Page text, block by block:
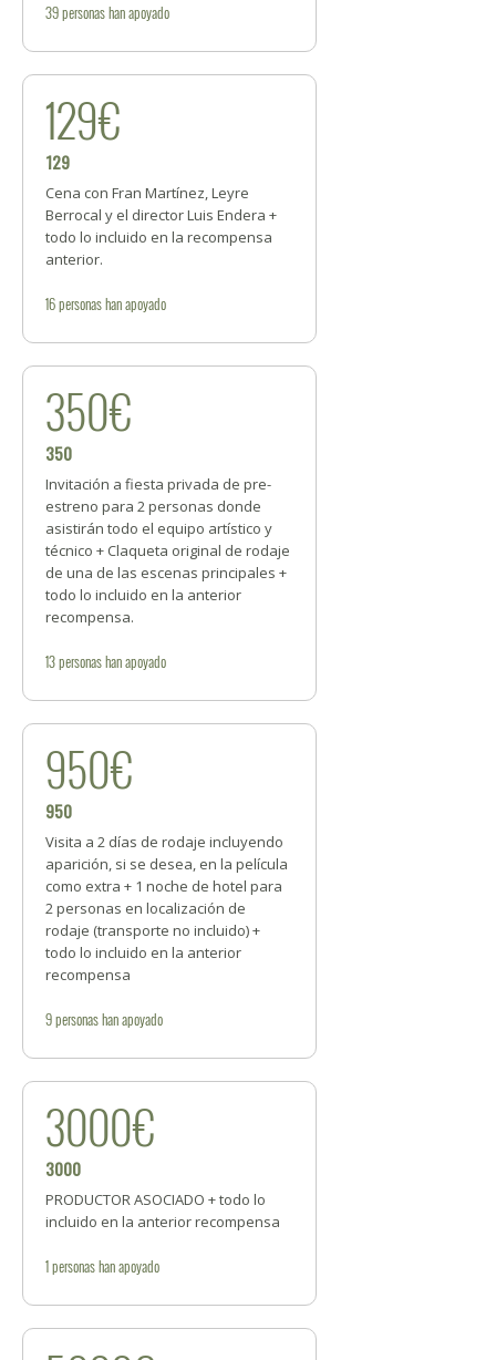
39personashan apoyado
129€
129
Cena con Fran Martínez, Leyre
Berrocal y el director Luis Endera +
todo lo incluido en la recompensa
anterior.
16personashan apoyado
350€
350
Invitación a fiesta privada de pre-
estreno para 2 personas donde
asistirán todo el equipo artístico y
técnico + Claqueta original de rodaje
de una de las escenas principales +
todo lo incluido en la anterior
recompensa.
13personashan apoyado
950€
950
Visita a 2 días de rodaje incluyendo
aparición, si se desea, en la película
como extra + 1 noche de hotel para
2 personas en localización de
rodaje (transporte no incluido) +
todo lo incluido en la anterior
recompensa
9personashan apoyado
3000€
3000
PRODUCTOR ASOCIADO + todo lo
incluido en la anterior recompensa
1personashan apoyado